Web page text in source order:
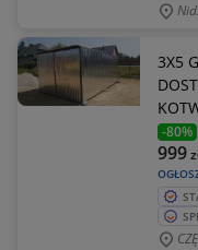
3X5
-80%
999